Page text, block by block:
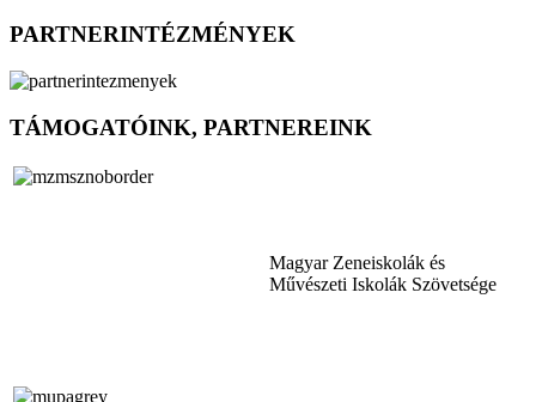
PARTNERINTÉZMÉNYEK
TÁMOGATÓINK, PARTNEREINK
Magyar Zeneiskolák és
Művészeti Iskolák Szövetsége